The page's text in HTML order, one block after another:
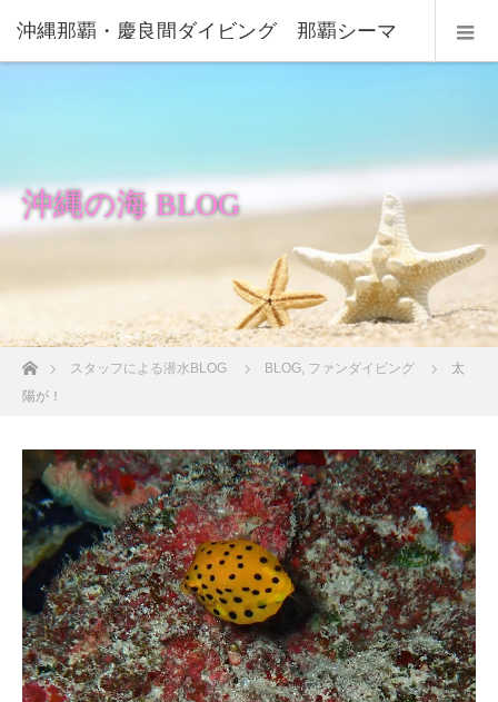
沖縄那覇・慶良間ダイビング 那覇シーマ
沖縄の海 BLOG
ホームスタッフによる潜水BLOG BLOG, ファンダイビング
太
陽が！